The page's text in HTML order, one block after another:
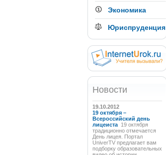
Экономика
Юриспруденция
Новости
19.10.2012
19 октября –
Всероссийский день
лицеиста 19 октября
традиционно отмечается
День лицея. Портал
UniverTV предлагает вам
подборку образовательных